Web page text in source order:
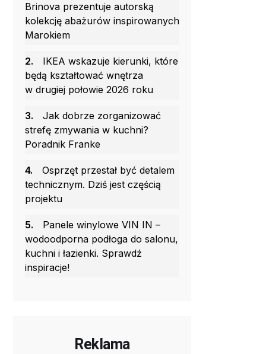
Brinova prezentuje autorską
kolekcję abażurów inspirowanych
Marokiem
2.
IKEA wskazuje kierunki, które
będą kształtować wnętrza
w drugiej połowie 2026 roku
3.
Jak dobrze zorganizować
strefę zmywania w kuchni?
Poradnik Franke
4.
Osprzęt przestał być detalem
technicznym. Dziś jest częścią
projektu
5.
Panele winylowe VIN IN –
wodoodporna podłoga do salonu,
kuchni i łazienki. Sprawdź
inspiracje!
Reklama